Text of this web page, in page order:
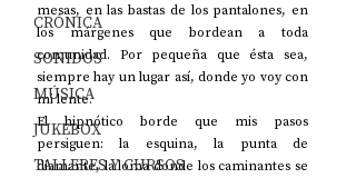
CRÓNICA
SONIDOS
MÚSICA
JUKEBOX
TALLERES Y CURSOS
mesas, en las bastas de los pantalones, en
los márgenes que bordean a toda
comunidad. Por pequeña que ésta sea,
siempre hay un lugar así, donde yo voy con
mi lente.
El hipnótico borde que mis pasos
persiguen: la esquina, la punta de
diamante, la loma donde los caminantes se